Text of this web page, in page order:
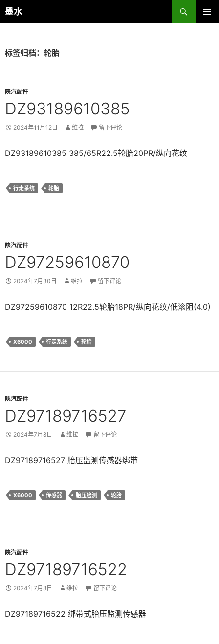
跳
至
墨水
搜
索
标签归档：轮胎
陕汽配件
DZ93189610385
2024年11月12日 维拉 留下评论
DZ93189610385 385/65R22.5轮胎20PR/纵向花纹
行走系统 轮胎
陕汽配件
DZ97259610870
2024年7月30日 维拉 留下评论
DZ97259610870 12R22.5轮胎18PR/纵向花纹/低滚阻(4.0)
X6000 行走系统 轮胎
陕汽配件
DZ97189716527
2024年7月8日 维拉 留下评论
DZ97189716527 胎压监测传感器绑带
X6000 传感器 胎压检测 轮胎
陕汽配件
DZ97189716522
2024年7月8日 维拉 留下评论
DZ97189716522 绑带式胎压监测传感器